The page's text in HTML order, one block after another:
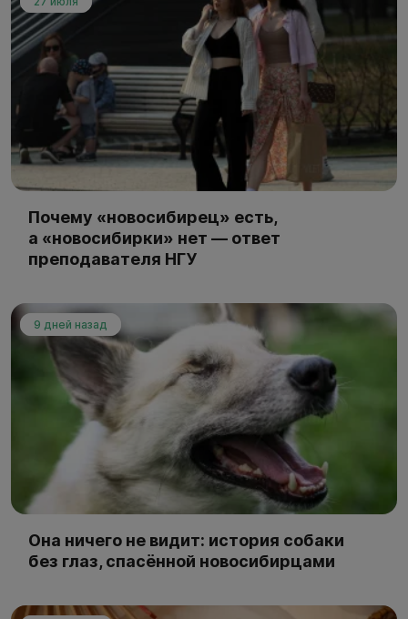
Почему «новосибирец» есть,
а «новосибирки» нет — ответ
преподавателя НГУ
9 дней назад
Она ничего не видит: история собаки
без глаз, спасённой новосибирцами